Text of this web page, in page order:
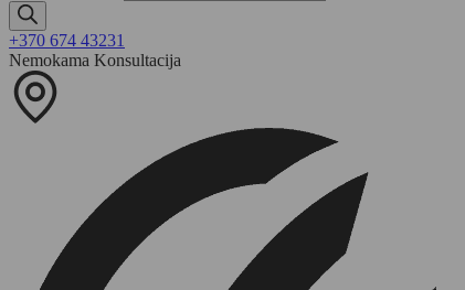
+370 674 43231
Nemokama Konsultacija